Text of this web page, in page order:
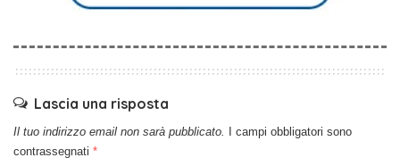
Lascia una risposta
Il tuo indirizzo email non sarà pubblicato.
I campi obbligatori sono
contrassegnati *